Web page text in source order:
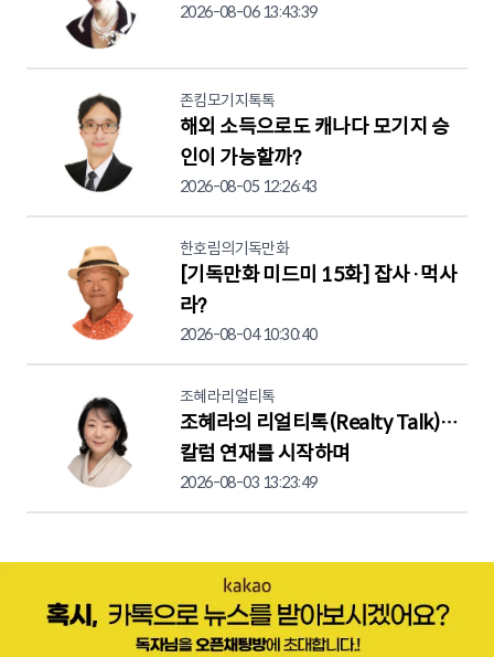
2026-08-06 13:43:39
존킴모기지톡톡
해외 소득으로도 캐나다 모기지 승
인이 가능할까?
2026-08-05 12:26:43
한호림의기독만화
[기독만화 미드미 15화] 잡사·먹사
라?
2026-08-04 10:30:40
조혜라리얼티톡
조혜라의 리얼티톡(Realty Talk)…
칼럼 연재를 시작하며
2026-08-03 13:23:49